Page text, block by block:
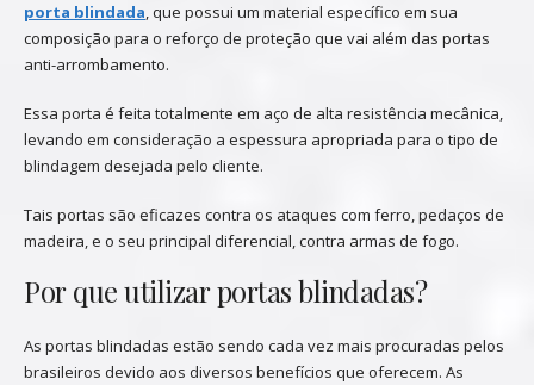
porta blindada, que possui um material específico em sua
composição para o reforço de proteção que vai além das portas
anti-arrombamento.
Essa porta é feita totalmente em aço de alta resistência mecânica,
levando em consideração a espessura apropriada para o tipo de
blindagem desejada pelo cliente.
Tais portas são eficazes contra os ataques com ferro, pedaços de
madeira, e o seu principal diferencial, contra armas de fogo.
Por que utilizar portas blindadas?
As portas blindadas estão sendo cada vez mais procuradas pelos
brasileiros devido aos diversos benefícios que oferecem. As